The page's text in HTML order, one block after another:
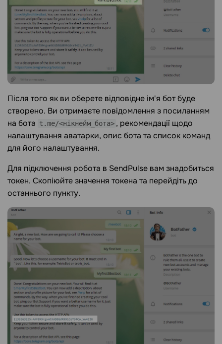
Після того як ви оберете відповідне ім'я бот буде
створено. Ви отримаєте повідомлення з посиланням
на бота t.me/<нікнейм_бота> , рекомендації щодо
налаштування аватарки, опис бота та список команд
для його налаштування.
Для підключення робота в SendPulse вам знадобиться
токен. Скопіюйте значення токена та перейдіть до
останнього пункту.